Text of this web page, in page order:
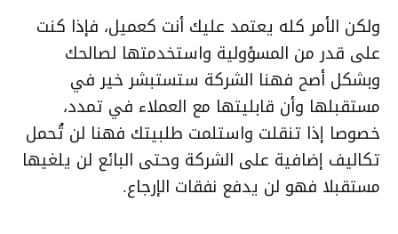
ولكن الأمر كله يعتمد عليك أنت كعميل، فإذا كنت
على قدر من المسؤولية واستخدمتها لصالحك
وبشكل أصح فهنا الشركة ستستبشر خير في
مستقبلها وأن قابليتها مع العملاء في تمدد،
خصوصا إذا تنقلت واستلمت طلبيتك فهنا لن تُحمل
تكاليف إضافية على الشركة وحتى البائع لن يلغيها
مستقبلا فهو لن يدفع نفقات الإرجاع.